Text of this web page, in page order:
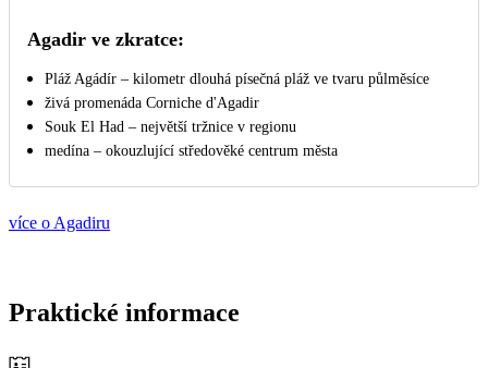
Agadir ve zkratce:
Pláž Agádír – kilometr dlouhá písečná pláž ve tvaru půlměsíce
živá promenáda Corniche d'Agadir
Souk El Had – největší tržnice v regionu
medína – okouzlující středověké centrum města
více o Agadiru
Praktické informace